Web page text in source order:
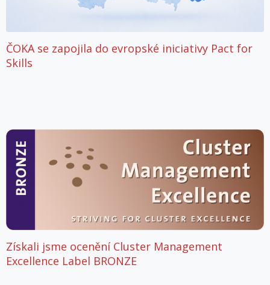
ČOKA se zapojila do evropské iniciativy Pact for
Skills
Získali jsme ocenění Cluster Management
Excellence Label BRONZE